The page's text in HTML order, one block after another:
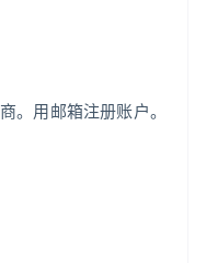
。用邮箱注册账户。